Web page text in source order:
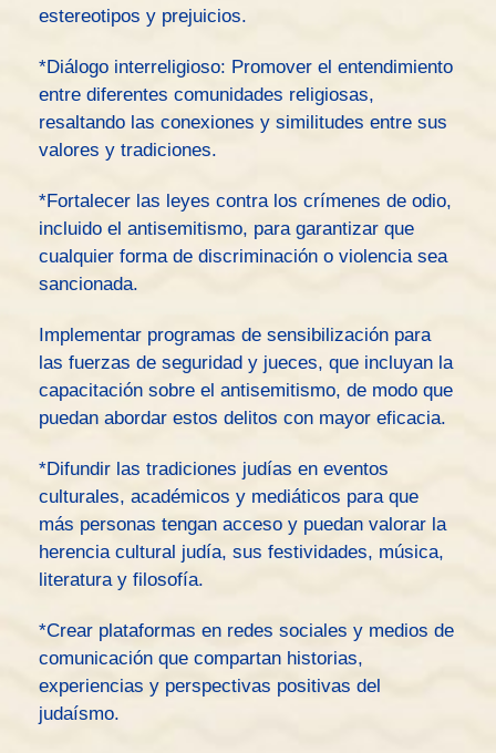
estereotipos y prejuicios.
*Diálogo interreligioso: Promover el entendimiento
entre diferentes comunidades religiosas,
resaltando las conexiones y similitudes entre sus
valores y tradiciones.
*Fortalecer las leyes contra los crímenes de odio,
incluido el antisemitismo, para garantizar que
cualquier forma de discriminación o violencia sea
sancionada.
Implementar programas de sensibilización para
las fuerzas de seguridad y jueces, que incluyan la
capacitación sobre el antisemitismo, de modo que
puedan abordar estos delitos con mayor eficacia.
*Difundir las tradiciones judías en eventos
culturales, académicos y mediáticos para que
más personas tengan acceso y puedan valorar la
herencia cultural judía, sus festividades, música,
literatura y filosofía.
*Crear plataformas en redes sociales y medios de
comunicación que compartan historias,
experiencias y perspectivas positivas del
judaísmo.